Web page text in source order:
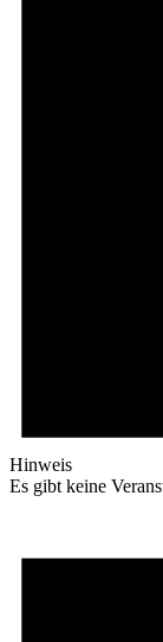
Hinweis
Es gibt keine